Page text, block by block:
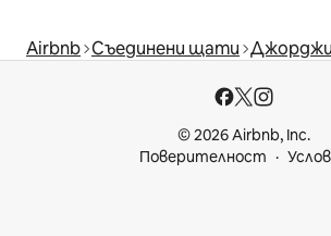
Airbnb Съединени щати
© 2026 Airbnb, Inc.
Поверителност